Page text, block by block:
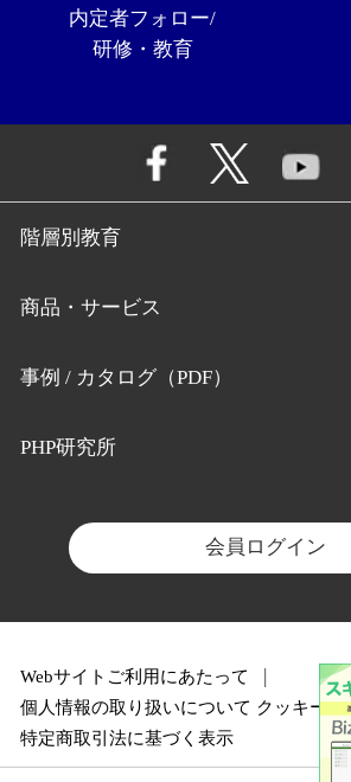
内定者フォロー/
研修・教育
階層別教育
商品・サービス
事例 / カタログ（PDF）
PHP研究所
会員ログイン
Webサイトご利用にあたって
個人情報の取り扱いについて クッキーポ
特定商取引法に基づく表示